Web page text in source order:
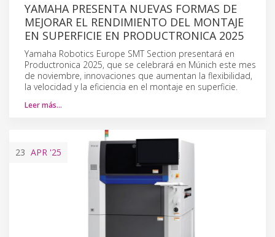
YAMAHA PRESENTA NUEVAS FORMAS DE
MEJORAR EL RENDIMIENTO DEL MONTAJE
EN SUPERFICIE EN PRODUCTRONICA 2025
Yamaha Robotics Europe SMT Section presentará en
Productronica 2025, que se celebrará en Múnich este mes
de noviembre, innovaciones que aumentan la flexibilidad,
la velocidad y la eficiencia en el montaje en superficie.
Leer más…
23 APR '25